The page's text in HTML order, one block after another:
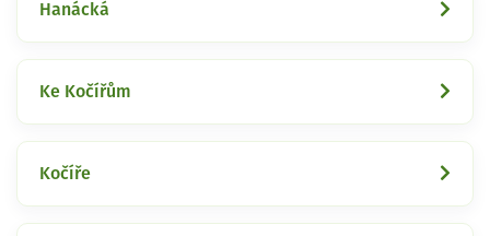
Hanácká
Ke Kočířům
Kočíře